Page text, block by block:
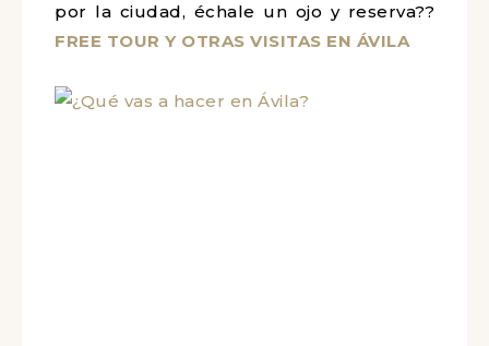
por la ciudad, échale un ojo y reserva??
FREE TOUR Y OTRAS VISITAS EN ÁVILA